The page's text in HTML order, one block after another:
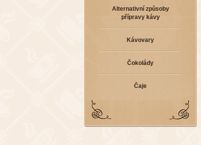
Alternativní způsoby
přípravy kávy
Kávovary
Čokolády
Čaje